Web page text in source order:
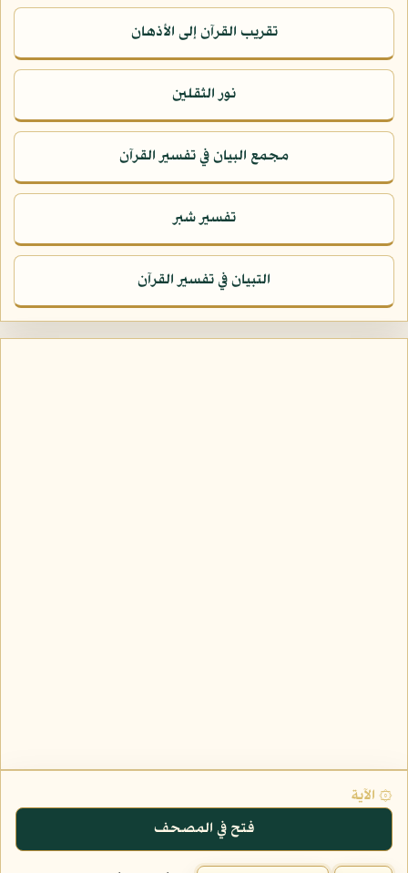
تقريب القرآن إلى الأذهان
نور الثقلين
مجمع البيان في تفسير القرآن
تفسير شبر
التبيان في تفسير القرآن
۞ الآية
فتح في المصحف